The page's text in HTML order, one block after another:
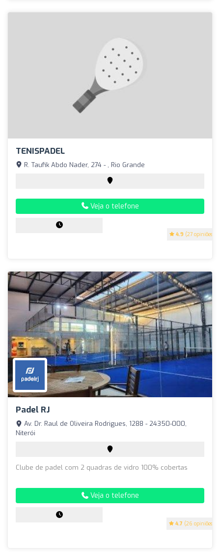
TENISPADEL
4.9 (27 opiniões)
R. Taufik Abdo Nader, 274 - , Rio Grande
Veja o telefone
Padel RJ
4.7 (26 opiniões)
Av. Dr. Raul de Oliveira Rodrigues, 1288 - 24350-000,
Niterói
Clube de padel com 2 quadras de vidro 100% cobertas
Veja o telefone